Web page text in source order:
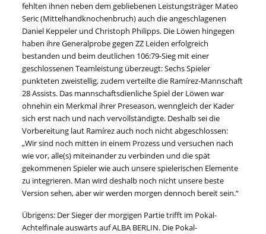
fehlten ihnen neben dem gebliebenen Leistungsträger Mateo
Seric (Mittelhandknochenbruch) auch die angeschlagenen
Daniel Keppeler und Christoph Philipps. Die Löwen hingegen
haben ihre Generalprobe gegen ZZ Leiden erfolgreich
bestanden und beim deutlichen 106:79-Sieg mit einer
geschlossenen Teamleistung überzeugt: Sechs Spieler
punkteten zweistellig, zudem verteilte die Ramírez-Mannschaft
28 Assists. Das mannschaftsdienliche Spiel der Löwen war
ohnehin ein Merkmal ihrer Preseason, wenngleich der Kader
sich erst nach und nach vervollständigte. Deshalb sei die
Vorbereitung laut Ramírez auch noch nicht abgeschlossen:
„Wir sind noch mitten in einem Prozess und versuchen nach
wie vor, alle(s) miteinander zu verbinden und die spät
gekommenen Spieler wie auch unsere spielerischen Elemente
zu integrieren. Man wird deshalb noch nicht unsere beste
Version sehen, aber wir werden morgen dennoch bereit sein.“
Übrigens: Der Sieger der morgigen Partie trifft im Pokal-
Achtelfinale auswärts auf ALBA BERLIN. Die Pokal-